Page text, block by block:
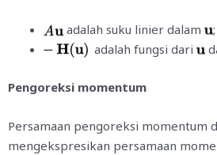
adalah suku linier dalam
;
adalah fungsi dari
Pengoreksi momentum
Persamaan pengoreksi momentum
mengekspresikan persamaan